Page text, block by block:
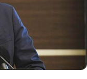
için Ümit
geldiğini açıkladı.